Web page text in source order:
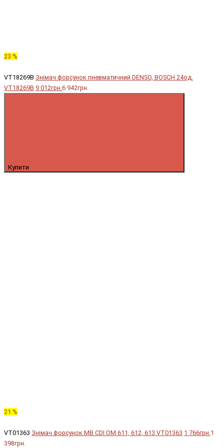
23 %
VT18269B Знімач форсунок пневматичний DENSO, BOSCH 24од.
VT18269B 9 012грн. 6 942грн.
Купити
21 %
VT01363 Знімач форсунок MB CDI OM 611, 612, 613 VT01363 1 766грн. 1
398грн.